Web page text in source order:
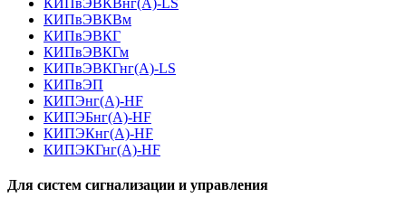
КИПвЭВКВнг(А)-LS
КИПвЭВКВм
КИПвЭВКГ
КИПвЭВКГм
КИПвЭВКГнг(А)-LS
КИПвЭП
КИПЭнг(А)-HF
КИПЭБнг(А)-HF
КИПЭКнг(А)-HF
КИПЭКГнг(А)-HF
Для систем сигнализации и управления